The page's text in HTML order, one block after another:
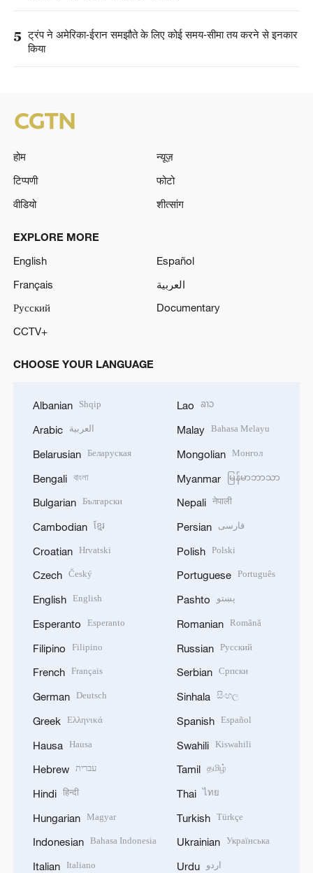
5 ट्रंप ने अमेरिका-ईरान समझौते के लिए कोई समय-सीमा तय करने से इनकार
किया
होम
न्यूज़
टिप्पणी
फोटो
वीडियो
शीत्सांग
EXPLORE MORE
English
Español
Français
العربية
Русский
Documentary
CCTV+
CHOOSE YOUR LANGUAGE
Albanian Shqip
Arabic العربية
Belarusian Беларуская
Bengali বাংলা
Bulgarian Български
Cambodian ខ្មែរ
Croatian Hrvatski
Czech Český
English English
Esperanto Esperanto
Filipino Filipino
French Français
German Deutsch
Greek Ελληνικά
Hausa Hausa
Hebrew עברית
Hindi हिन्दी
Hungarian Magyar
Indonesian Bahasa Indonesia
Italian Italiano
Lao ລາວ
Malay Bahasa Melayu
Mongolian Монгол
Myanmar မြန်မာဘာသာ
Nepali नेपाली
Persian فارسی
Polish Polski
Portuguese Português
Pashto پښتو
Romanian Română
Russian Русский
Serbian Српски
Sinhala සිංහල
Spanish Español
Swahili Kiswahili
Tamil தமிழ்
Thai ไทย
Turkish Türkçe
Ukrainian Українська
Urdu اردو